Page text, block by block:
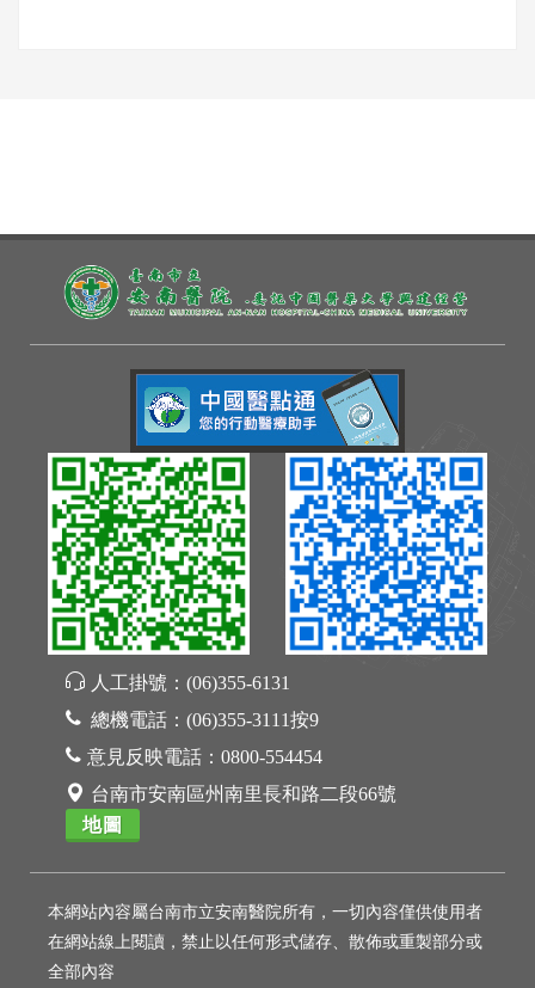
人工掛號： (06)355-6131
總機電話： (06)355-3111按9
意見反映電話： 0800-554454
台南市安南區州南里長和路二段66號
地圖
本網站內容屬台南市立安南醫院所有，一切內容僅供使用者
在網站線上閱讀，禁止以任何形式儲存、散佈或重製部分或
全部內容